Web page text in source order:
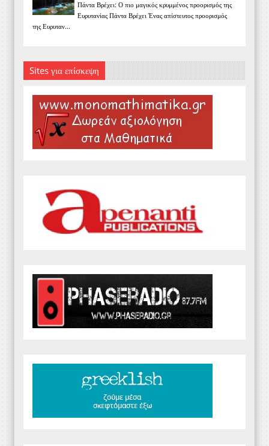
Πάντα Βρέχει: Ο πιο μαγικός κρυμμένος προορισμός της
Ευρυτανίας Πάντα Βρέχει Ένας απίστευτος προορισμός
της Ευρυταν...
Sites για επίσκεψη